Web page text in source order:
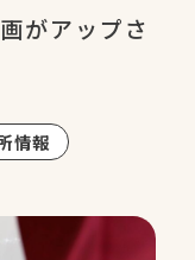
がアップさ
情報